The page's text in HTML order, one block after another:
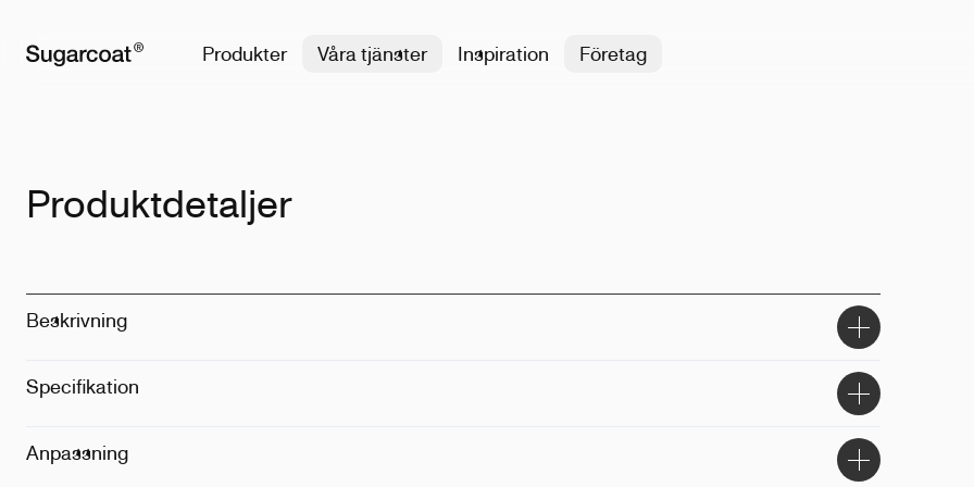
Produkter Våra tjänster Inspiration Företag
Produktdetaljer
Beskrivning
Specifikation
Anpassning